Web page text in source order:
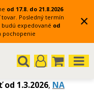
od 17.8. do 21.8.2026
Posledný termín
budú expedované od
pochopenie
×
1.3.2026, NA